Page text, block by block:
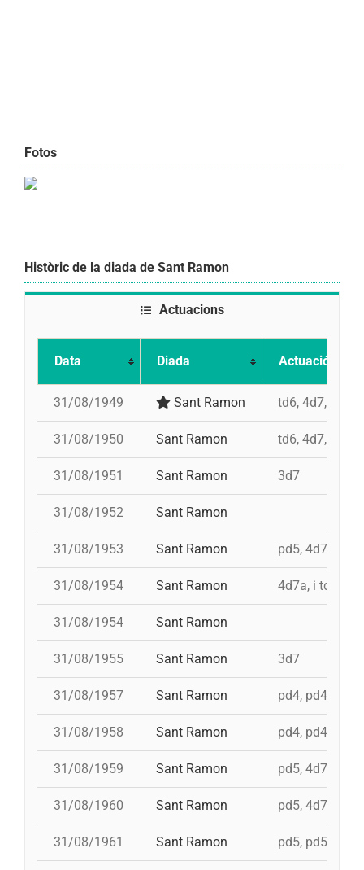
Fotos
Històric de la diada de Sant Ramon
Actuacions
Data Diada Actuació
31/08/1949 Sant Ramon td6, 4d7, 3d7,
31/08/1950 Sant Ramon td6, 4d7, 3d7,
31/08/1951 Sant Ramon 3d7
31/08/1952 Sant Ramon
31/08/1953 Sant Ramon pd5, 4d7ac, id
31/08/1954 Sant Ramon 4d7a, i td7
31/08/1954 Sant Ramon
31/08/1955 Sant Ramon 3d7
31/08/1957 Sant Ramon pd4, pd4, pd4,
31/08/1958 Sant Ramon pd4, pd4, pd5,
31/08/1959 Sant Ramon pd5, 4d7, 3d7
31/08/1960 Sant Ramon pd5, 4d7a, i
31/08/1961 Sant Ramon pd5, pd5, 3d7,